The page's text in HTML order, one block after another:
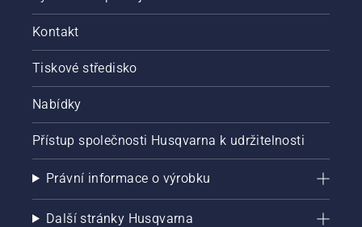
Kontakt
Tiskové středisko
Nabídky
Přístup společnosti Husqvarna k udržitelnosti
Právní informace o výrobku
Další stránky Husqvarna